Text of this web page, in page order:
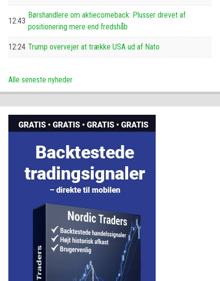
12:43
Børshandlere om aktiecomeback: Plusser drevet af
positionering mere end fredshåb
12:24 Trump overvejer at trække USA ud af Nato
Alle seneste nyheder